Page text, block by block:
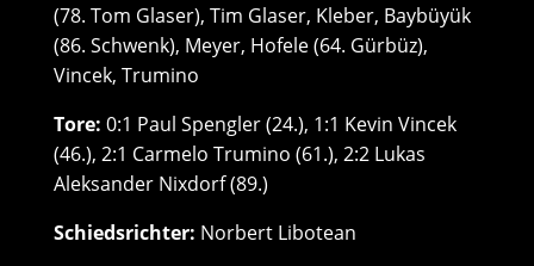
(78. Tom Glaser), Tim Glaser, Kleber, Baybüyük
(86. Schwenk), Meyer, Hofele (64. Gürbüz),
Vincek, Trumino
Tore: 0:1 Paul Spengler (24.), 1:1 Kevin Vincek
(46.), 2:1 Carmelo Trumino (61.), 2:2 Lukas
Aleksander Nixdorf (89.)
Schiedsrichter: Norbert Libotean